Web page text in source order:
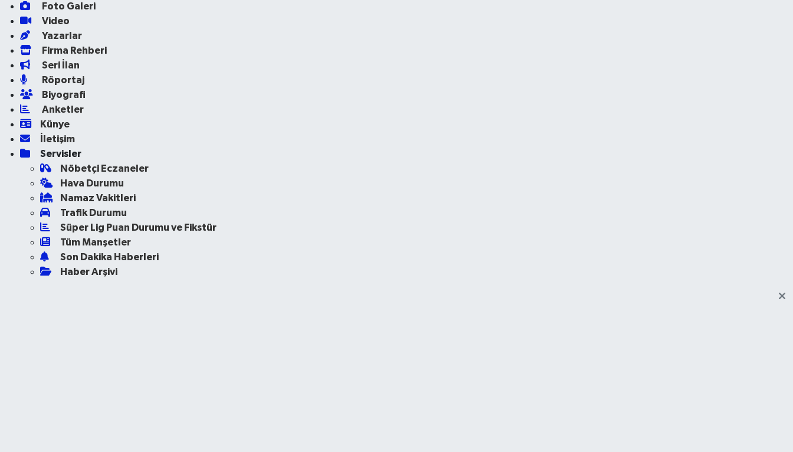
Foto Galeri
Video
Yazarlar
Firma Rehberi
Seri İlan
Röportaj
Biyografi
Anketler
Künye
İletişim
Servisler
Nöbetçi Eczaneler
Hava Durumu
Namaz Vakitleri
Trafik Durumu
Süper Lig Puan Durumu ve Fikstür
Tüm Manşetler
Son Dakika Haberleri
Haber Arşivi